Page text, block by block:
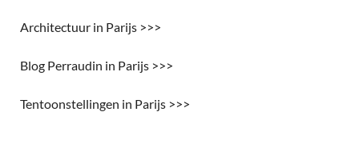
Architectuur in Parijs >>>
Blog Perraudin in Parijs >>>
Tentoonstellingen in Parijs >>>